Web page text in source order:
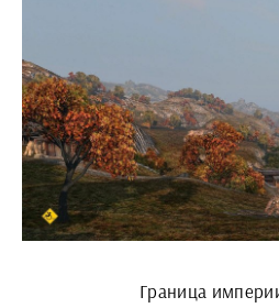
Граница